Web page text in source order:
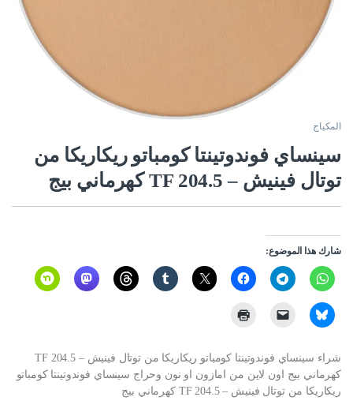
المكياج
سينساي فوندوتينتا كومباتو ريكاريكا من
توتال فينيش – TF 204.5 كهرماني بيج
شارك هذا الموضوع:
شراء سينساي فوندوتينتا كومباتو ريكاريكا من توتال فينيش – TF 204.5
كهرماني بيج اون لاين من امازون او نون وحراج سينساي فوندوتينتا كومباتو
ريكاريكا من توتال فينيش – TF 204.5 كهرماني بيج